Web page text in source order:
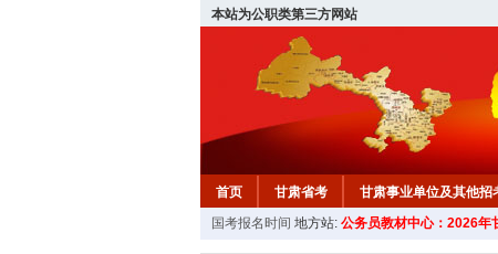
本站为公职类第三方网站
首页 甘肃省考 甘肃事业单位及其他招
国考报名时间 地方站: 公务员教材中心：2026年